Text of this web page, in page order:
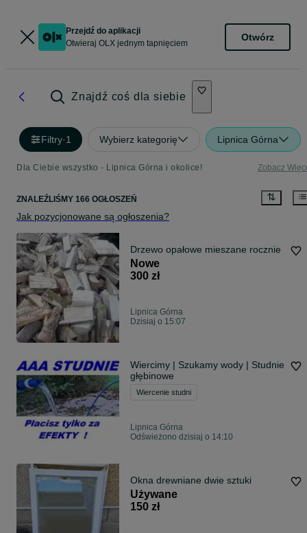
Przejdź do aplikacji
Otwieraj OLX jednym tapnięciem
Otwórz
Znajdź coś dla siebie
Filtry·1 Wybierz kategorię Lipnica Górna
Dla Ciebie wszystko - Lipnica Górna i okolice! Zobacz
ZNALEŹLIŚMY 166 OGŁOSZEŃ
Jak pozycjonowane są ogłoszenia?
Drzewo opałowe mieszane rocznie
Nowe
300 zł
Lipnica Górna
Dzisiaj o 15:07
Wiercimy | Szukamy wody | Studnie
głębinowe
Wiercenie studni
Lipnica Górna
Odświeżono dzisiaj o 14:10
Okna drewniane dwie sztuki
Używane
150 zł